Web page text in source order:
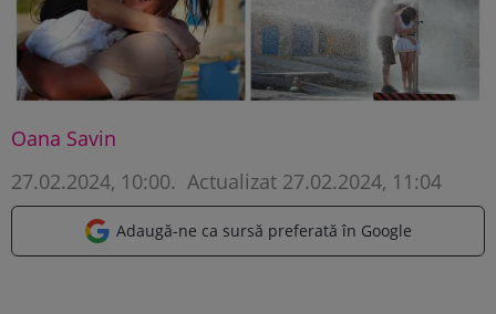
Oana Savin
27.02.2024, 10:00. Actualizat 27.02.2024, 11:04
Adaugă-ne ca sursă preferată în Google